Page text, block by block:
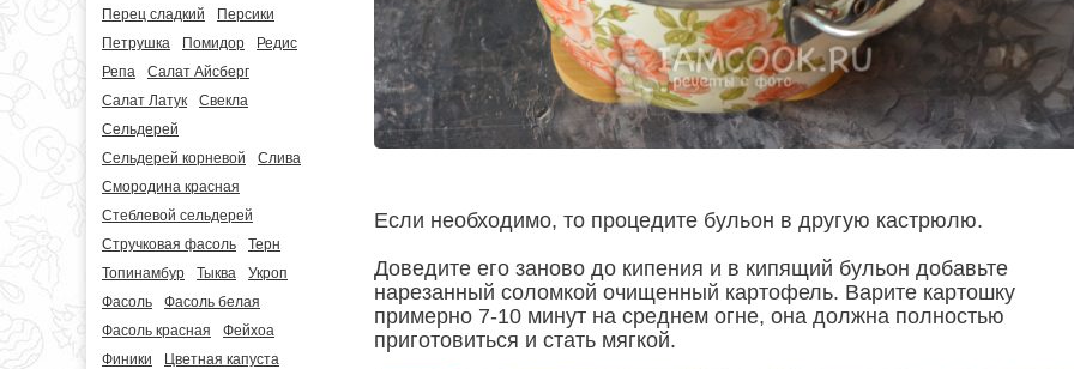
Перец сладкий
Персики
Петрушка
Помидор
Редис
Репа
Салат Айсберг
Салат Латук
Свекла
Сельдерей
Сельдерей корневой
Слива
Смородина красная
Стеблевой сельдерей
Стручковая фасоль
Терн
Топинамбур
Тыква
Укроп
Фасоль
Фасоль белая
Фасоль красная
Фейхоа
Финики
Цветная капуста
Если необходимо, то процедите бульон в другую кастрюлю.
Доведите его заново до кипения и в кипящий бульон добавьте
нарезанный соломкой очищенный картофель. Варите картошку
примерно 7-10 минут на среднем огне, она должна полностью
приготовиться и стать мягкой.